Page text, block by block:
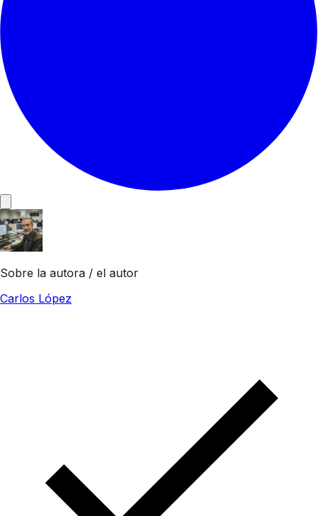
Sobre la autora / el autor
Carlos López